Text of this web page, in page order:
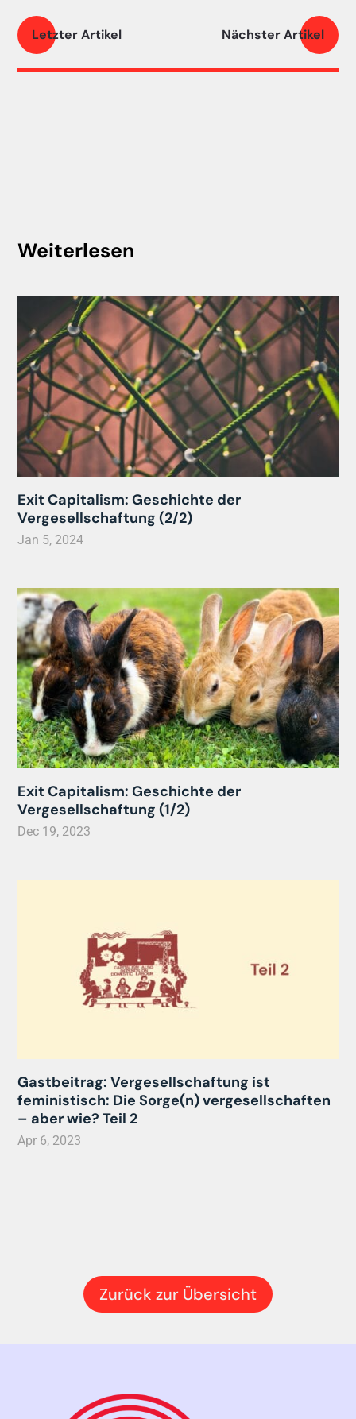
Letzter Artikel Nächster Artikel
Weiterlesen
Exit Capitalism: Geschichte der
Vergesellschaftung (2/2)
Jan 5, 2024
Exit Capitalism: Geschichte der
Vergesellschaftung (1/2)
Dec 19, 2023
Gastbeitrag: Vergesellschaftung ist
feministisch: Die Sorge(n) vergesellschaften
– aber wie? Teil 2
Apr 6, 2023
Zurück zur Übersicht